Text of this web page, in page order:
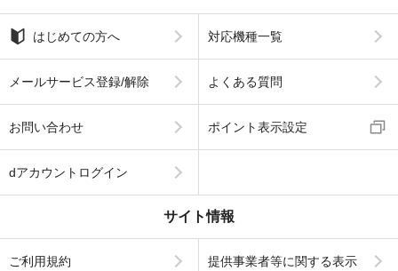
はじめての方へ 対応機種一覧
メールサービス登録/解除 よくある質問
お問い合わせ ポイント表示設定
dアカウントログイン
サイト情報
ご利用規約 提供事業者等に関する表示